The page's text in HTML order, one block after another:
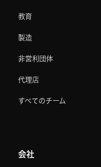
教育
製造
非営利団体
代理店
すべてのチーム
会社